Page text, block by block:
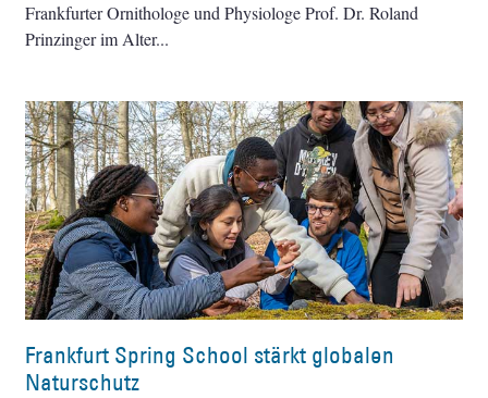
Frankfurter Ornithologe und Physiologe Prof. Dr. Roland
Prinzinger im Alter
Frankfurt Spring School stärkt globalen
Naturschutz